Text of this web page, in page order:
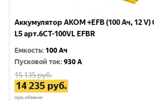
Аккумулятор AKOM +EFB (100 Ач, 12
L5 арт.6СТ-100VL EFBR
Емкость: 100 Ач
Пусковой ток:930 A
15 135руб.
14 235 руб.
при обмене